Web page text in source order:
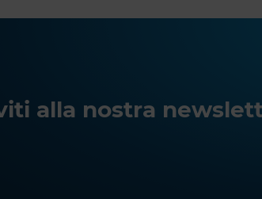
alla nostra